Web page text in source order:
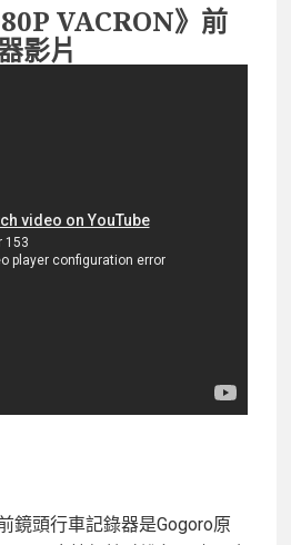
VACRON》前
影片
鏡頭行車記錄器是Gogoro原